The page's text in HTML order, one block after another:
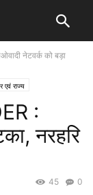
नेटवर्क को बड़ा
एवं राज्य
:
नरहरि
0
45